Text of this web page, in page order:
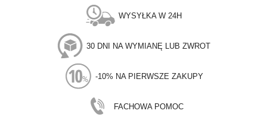
WYSYŁKA W 24H
30 DNI NA WYMIANĘ LUB ZWROT
-10% NA PIERWSZE ZAKUPY
FACHOWA POMOC